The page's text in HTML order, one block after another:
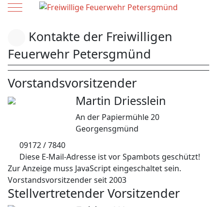
Mobile Menu Toggle
Kontakte der Freiwilligen
Feuerwehr Petersgmünd
Vorstandsvorsitzender
Martin Driesslein
An der Papiermühle 20
Georgensgmünd
09172 / 7840
Diese E-Mail-Adresse ist vor Spambots geschützt!
Zur Anzeige muss JavaScript eingeschaltet sein.
Vorstandsvorsitzender seit 2003
Stellvertretender Vorsitzender